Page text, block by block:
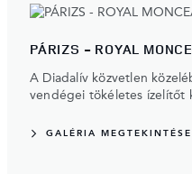
PÁRIZS - ROYAL
A Diadalív közvetlen
vendégei tökéletes ízelítőt
GALÉRIA MEGTEKINTÉSE